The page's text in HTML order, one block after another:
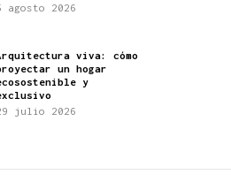
agosto 2026
viva: cómo
un hogar
y
julio 2026